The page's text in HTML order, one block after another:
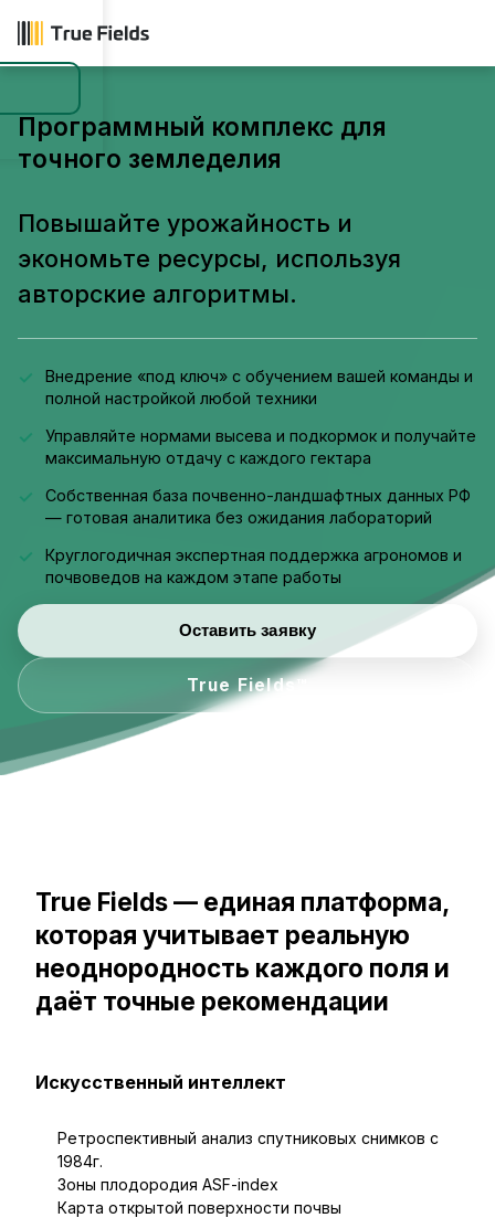
Программный комплекс для
точного земледелия
Повышайте урожайность и
экономьте ресурсы, используя
авторские алгоритмы.
Внедрение «под ключ» с обучением вашей команды и
полной настройкой любой техники
Управляйте нормами высева и подкормок и получайте
максимальную отдачу с каждого гектара
Собственная база почвенно-ландшафтных данных РФ
— готовая аналитика без ожидания лабораторий
Круглогодичная экспертная поддержка агрономов и
почвоведов на каждом этапе работы
Оставить заявку
True Fields™
True Fields — единая платформа,
которая учитывает реальную
неоднородность каждого поля и
даёт точные рекомендации
Искусственный интеллект
Ретроспективный анализ спутниковых снимков с
1984г.
Зоны плодородия ASF-index
Карта открытой поверхности почвы